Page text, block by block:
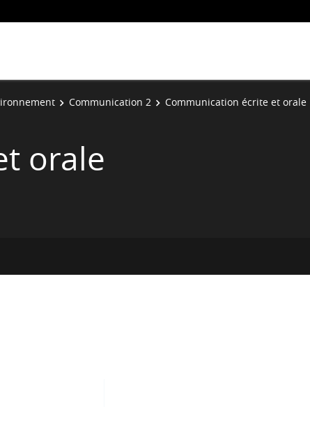
Communication 2 Communication écrite et orale
orale